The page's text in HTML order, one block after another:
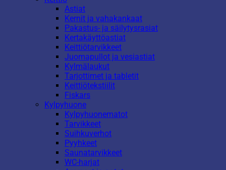
Astiat
Kernit ja vahakankaat
Pakastus- ja säilytysrasiat
Kertakäyttöastiat
Keittiötarvikkeet
Juomapullot ja vesiastiat
Kylmälaukut
Tarjottimet ja tabletit
Keittiötekstiilit
Fiskars
Kylpyhuone
Kylpyhuonematot
Tarvikkeet
Suihkuverhot
Pyyhkeet
Saunatarvikkeet
WC-harjat